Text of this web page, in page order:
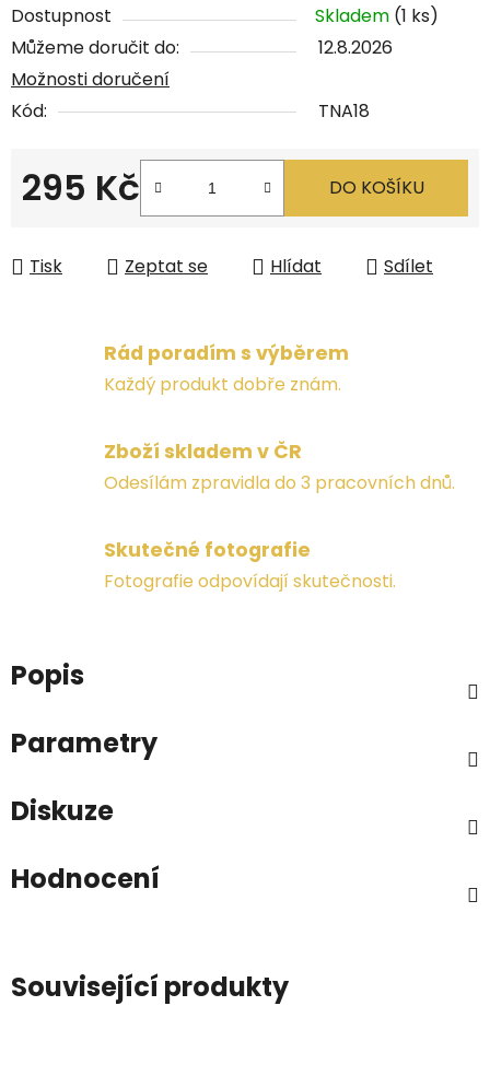
Dostupnost Skladem (1 ks)
Můžeme doručit do:
12.8.2026
Možnosti doručení
Kód:
TNA18
295 Kč DO KOŠÍKU
Tisk Zeptat se Hlídat Sdílet
Rád poradím s výběrem
Každý produkt dobře znám.
Zboží skladem v ČR
Odesílám zpravidla do 3 pracovních dnů.
Skutečné fotografie
Fotografie odpovídají skutečnosti.
Popis
Parametry
Diskuze
Hodnocení
Související produkty